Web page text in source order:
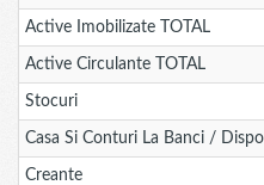
Active Imobilizate TOTAL
Active Circulante TOTAL
Stocuri
Casa Si Conturi La Banci /
Creante